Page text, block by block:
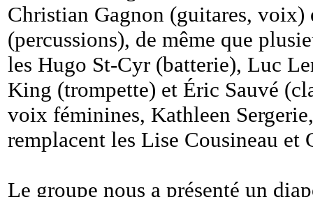
Christian Gagnon (guitares,
(percussions), de même que
les Hugo St-Cyr (batterie), Luc
King (trompette) et Éric Sauvé
voix féminines, Kathleen
remplacent les Lise Cousineau et
Le groupe nous a présenté un